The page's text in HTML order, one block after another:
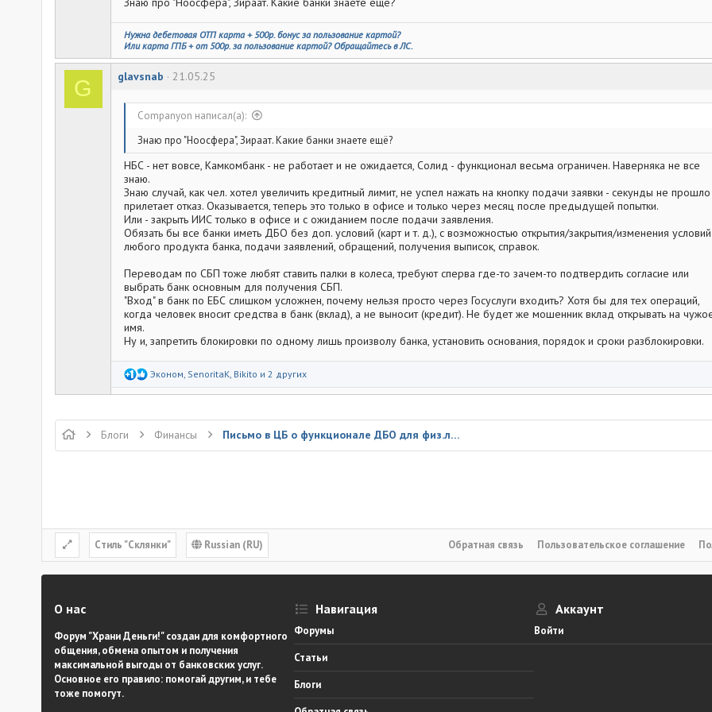
Нужна дебетовая ОТП карта + 500р. бонус за пользование картой?
Или карта ГПБ + от 500р. за пользование картой? Обращайтесь в ЛС.
G glavsnab 21.05.25
Companyon написал(а):
Знаю про "Ноосфера", Зираат. Какие банки знаете ещё?
НБС - нет вовсе, Камкомбанк - не работает и не ожидается, Солид - функционал весьма ограничен. Наверняка не все
знаю.
Знаю случай, как чел. хотел увеличить кредитный лимит, не успел нажать на кнопку подачи заявки - секунды не прошло
прилетает отказ. Оказывается, теперь это только в офисе и только через месяц после предыдущей попытки.
Или - закрыть ИИС только в офисе и с ожиданием после подачи заявления.
Обязать бы все банки иметь ДБО без доп. условий (карт и т. д.), с возможностью открытия/закрытия/изменения условий
любого продукта банка, подачи заявлений, обращений, получения выписок, справок.
Переводам по СБП тоже любят ставить палки в колеса, требуют сперва где-то зачем-то подтвердить согласие или
выбрать банк основным для получения СБП.
"Вход" в банк по ЕБС слишком усложнен, почему нельзя просто через Госуслуги входить? Хотя бы для тех операций,
когда человек вносит средства в банк (вклад), а не выносит (кредит). Не будет же мошенник вклад открывать на
имя.
Ну и, запретить блокировки по одному лишь произволу банка, установить основания, порядок и сроки разблокировки.
Р
а
:
Эконом SenoritaK Bikito и 2 других
Блоги Финансы Письмо в ЦБ о функционале ДБО для физ.лиц
Cтиль "Склянки" Russian (RU) Обратная связь Пользовательское соглашение
О нас
Форум "Храни Деньги!" создан для комфортного
общения, обмена опытом и получения
максимальной выгоды от банковских услуг.
Основное его правило: помогай другим, и тебе
тоже помогут.
Навигация
Форумы
Статьи
Блоги
Аккаунт
Войти